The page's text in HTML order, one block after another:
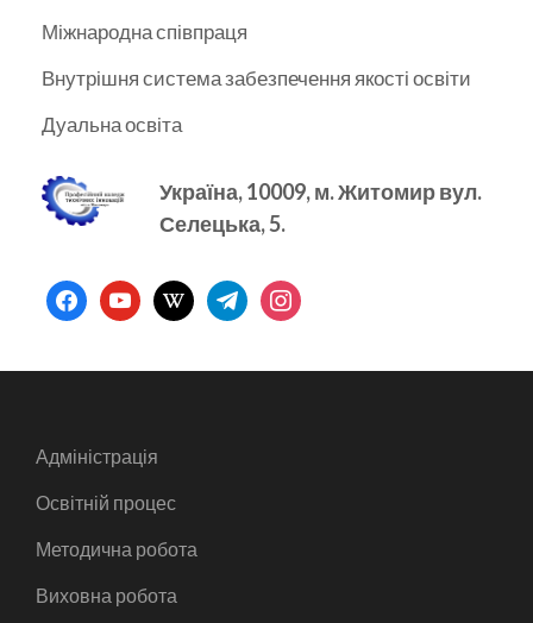
Міжнародна співпраця
Внутрішня система забезпечення якості освіти
Дуальна освіта
Україна, 10009, м.Житомир вул.
Селецька, 5.
facebookyoutubewikipediatelegraminstagram
Адміністрація
Освітній процес
Методична робота
Виховна робота